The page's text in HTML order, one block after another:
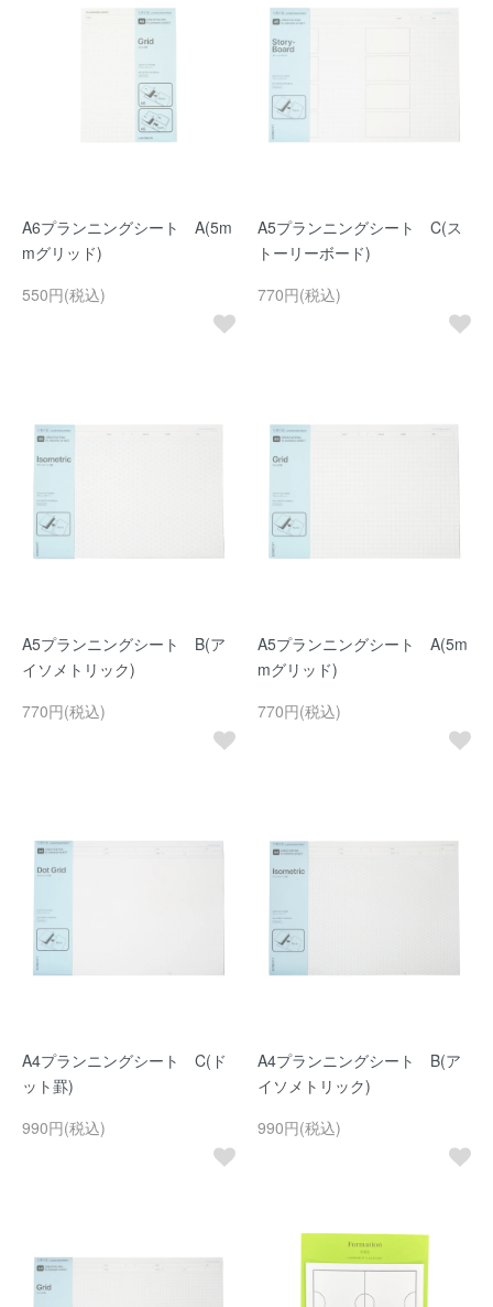
A6プランニングシート A(5m
mグリッド)
550円(税込)
A5プランニングシート C(ス
トーリーボード)
770円(税込)
A5プランニングシート B(ア
イソメトリック)
770円(税込)
A5プランニングシート A(5m
mグリッド)
770円(税込)
A4プランニングシート C(ド
ット罫)
990円(税込)
A4プランニングシート B(ア
イソメトリック)
990円(税込)